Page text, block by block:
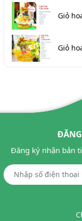
Giỏ
Giỏ
Đăng ký nhận bản